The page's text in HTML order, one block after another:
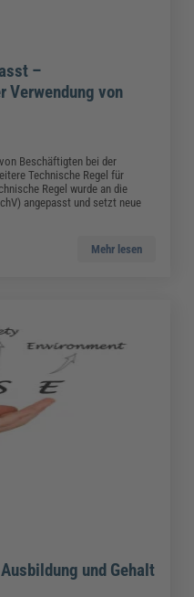
–
Verwendung von
Beschäftigten bei der
Technische Regel für
Regel wurde an die
angepasst und setzt neue
Mehr lesen
und Gehalt